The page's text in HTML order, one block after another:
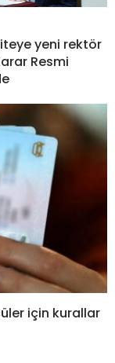
yeni rektör
Resmi
için kurallar